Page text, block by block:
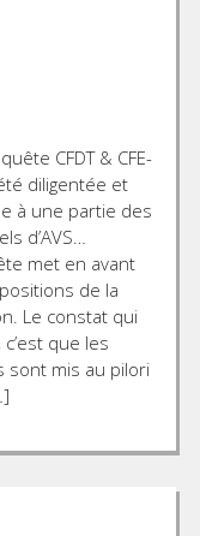
CFDT & CFE-
diligentée et
à une partie des
d’AVS…
met en avant
de la
Le constat qui
que les
sont mis au pilori